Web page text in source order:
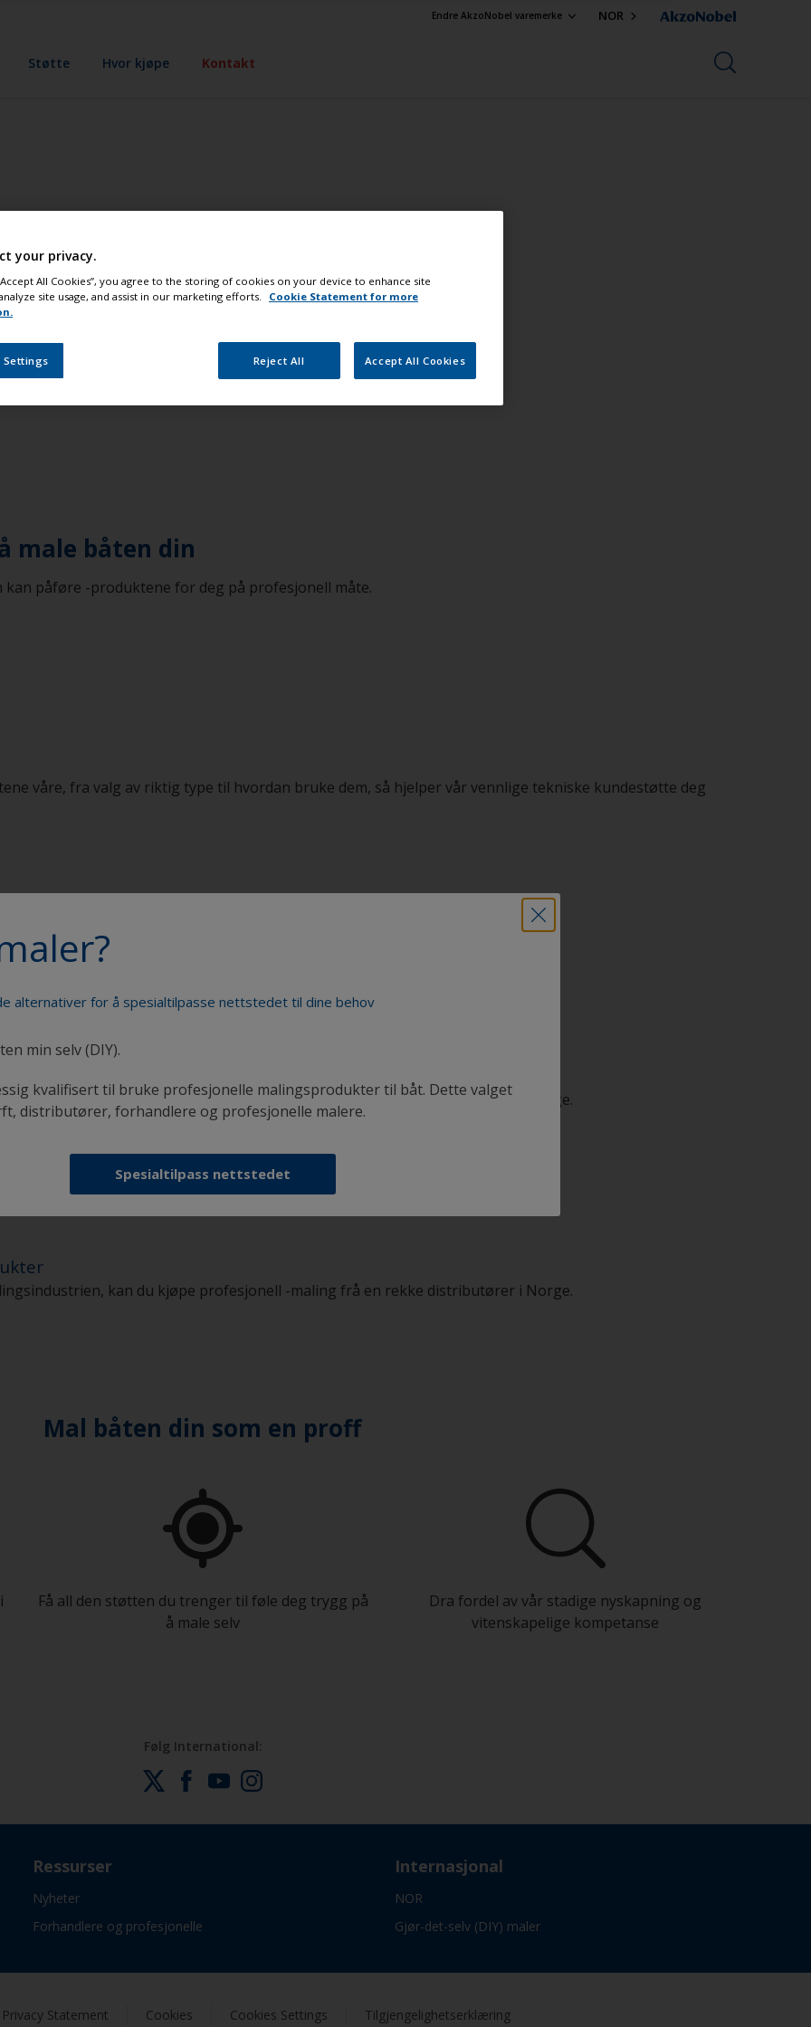
Endre AkzoNobel varemerke NOR
Støtte Hvor kjøpe Kontakt
vi gjerne på spørsmål som du har. Ta kontakt.
det-selv (DIY) malere
nær deg
-maling fra en rekke forhandlere i Norge.
male båten din
påføre -produktene for deg på profesjonell måte.
våre, fra valg av riktig type til hvordan bruke dem, så hjelper vår vennlige tekniske kundestøtte deg
nær deg
kan du kjøpe profesjonell -maling frå en rekke distributører i Norge.
kan du kjøpe profesjonell -maling frå en rekke distributører i Norge.
alternativer for å spesialtilpasse nettstedet til dine behov
min selv (DIY).
kvalifisert til bruke profesjonelle malingsprodukter til båt. Dette valget
distributører, forhandlere og profesjonelle malere.
Spesialtilpass nettstedet
Mal båten din som en proff
Få all den støtten du trenger til føle deg trygg på
å male selv
Dra fordel av vår stadige nyskapning og
vitenskapelige kompetanse
Følg International:
Ressurser
Nyheter
Forhandlere og profesjonelle
Internasjonal
NOR
Gjør-det-selv (DIY) maler
Privacy Statement Cookies Cookies Settings Tilgjengelighetserklæring
your privacy.
All Cookies”, you agree to the storing of cookies on your device to enhance site
site usage, and assist in our marketing efforts.
Cookie Statement for more
Settings Reject All Accept All Cookies